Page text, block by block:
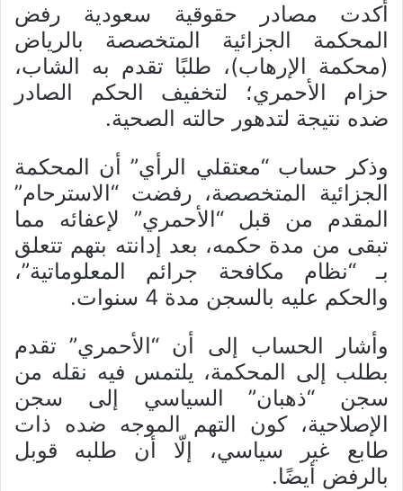
أكدت مصادر حقوقية سعودية رفض
المحكمة الجزائية المتخصصة بالرياض
(محكمة الإرهاب)، طلبًا تقدم به الشاب،
حزام الأحمري؛ لتخفيف الحكم الصادر
ضده نتيجة لتدهور حالته الصحية.
وذكر حساب “معتقلي الرأي” أن المحكمة
الجزائية المتخصصة، رفضت “الاسترحام”
المقدم من قبل “الأحمري” لإعفائه مما
تبقى من مدة حكمه، بعد إدانته بتهم تتعلق
بـ “نظام مكافحة جرائم المعلوماتية”،
والحكم عليه بالسجن مدة 4 سنوات.
وأشار الحساب إلى أن “الأحمري” تقدم
بطلب إلى المحكمة، يلتمس فيه نقله من
سجن “ذهبان” السياسي إلى سجن
الإصلاحية، كون التهم الموجه ضده ذات
طابع غير سياسي، إلّا أن طلبه قوبل
بالرفض أيضًا.